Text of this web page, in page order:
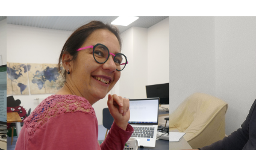
Ambre Trehin Gildas